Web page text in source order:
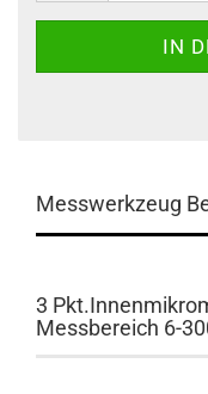
Messwerkzeug
3
Messbereich 6-